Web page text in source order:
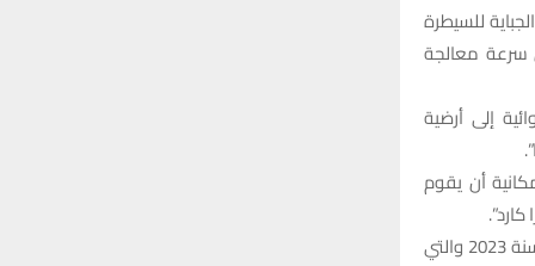
للسيطرة
سرعة معالجة
إلى أرضية
أن يقوم
وأقر مجلس الوزراء في جلسة الثلاثاء الماضي، توصية المجلس الوزاري للطاقة (23080 ط) لسنة 2023 والتي